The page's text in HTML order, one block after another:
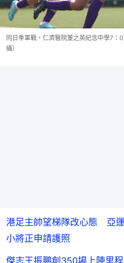
同日季軍戰，仁濟醫院董之英紀念中學7：
攝）
港足主帥望梯隊改心態 亞
小將正申請護照
傑志王振鵬創350場上陣里